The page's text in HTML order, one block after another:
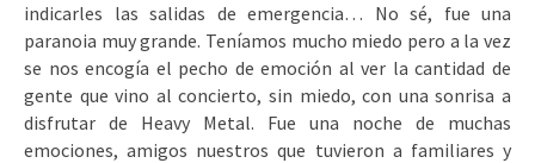
indicarles las salidas de emergencia… No sé, fue una
paranoia muy grande. Teníamos mucho miedo pero a la vez
se nos encogía el pecho de emoción al ver la cantidad de
gente que vino al concierto, sin miedo, con una sonrisa a
disfrutar de Heavy Metal. Fue una noche de muchas
emociones, amigos nuestros que tuvieron a familiares y